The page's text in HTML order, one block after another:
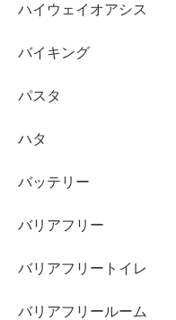
ハイウェイオアシス
バイキング
パスタ
ハタ
バッテリー
バリアフリー
バリアフリートイレ
バリアフリールーム